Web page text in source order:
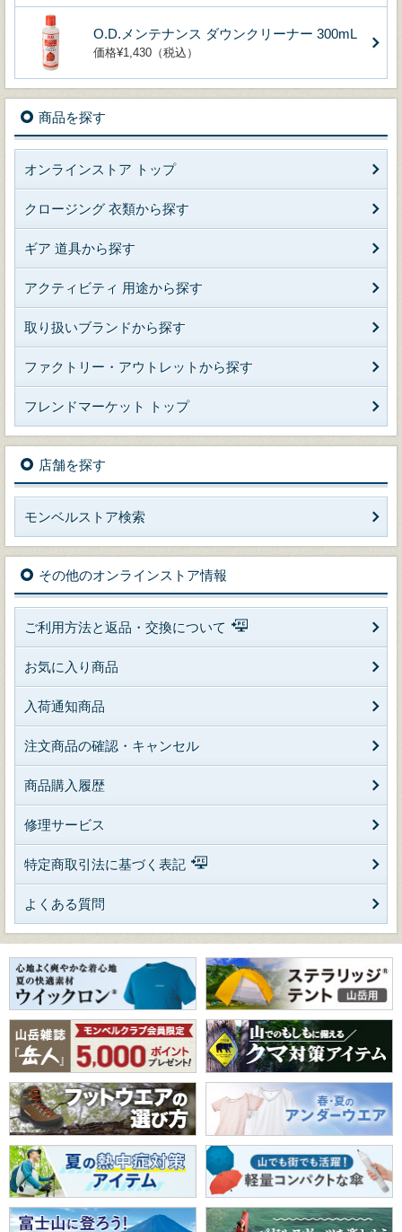
O.D.メンテナンス ダウンクリーナー 300mL
価格¥1,430（税込）
商品を探す
オンラインストア トップ
クロージング 衣類から探す
ギア 道具から探す
アクティビティ 用途から探す
取り扱いブランドから探す
ファクトリー・アウトレットから探す
フレンドマーケット トップ
店舗を探す
モンベルストア検索
その他のオンラインストア情報
ご利用方法と返品・交換について
お気に入り商品
入荷通知商品
注文商品の確認・キャンセル
商品購入履歴
修理サービス
特定商取引法に基づく表記
よくある質問